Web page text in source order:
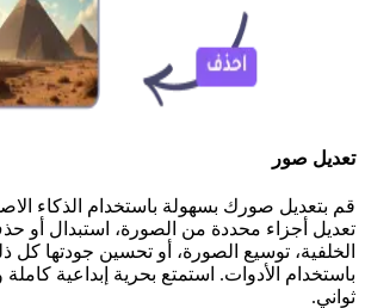
تعديل صور
قم بتعديل صورك بسهولة باستخدام الذكاء
تعديل أجزاء محددة من الصورة، استبدال أو
الخلفية، توسيع الصورة، أو تحسين جودتها
باستخدام الأدوات. استمتع بحرية إبداعية كاملة
ثواني.